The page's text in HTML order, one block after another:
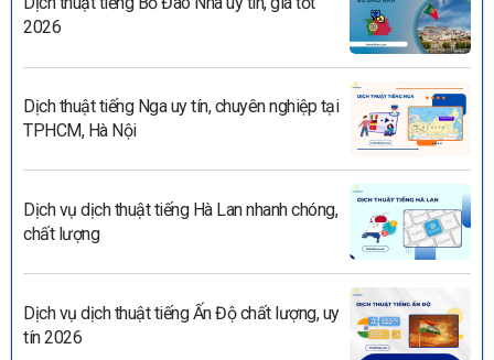
2026
Dịch thuật tiếng Nga uy tín, chuyên nghiệp tại
TPHCM, Hà Nội
Dịch vụ dịch thuật tiếng Hà Lan nhanh chóng,
chất lượng
Dịch vụ dịch thuật tiếng Ấn Độ chất lượng, uy
tín 2026